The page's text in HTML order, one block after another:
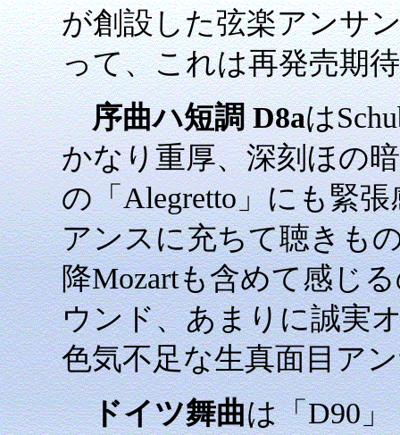
が創設した弦楽アンサ
って、これは再発売期
序曲ハ短調 D8aは
かなり重厚、深刻ほの
の「Alegretto」にも緊
アンスに充ちて聴きも
降Mozartも含めて感じ
ウンド、あまりに誠実
色気不足な生真面目ア
ドイツ舞曲は「D90